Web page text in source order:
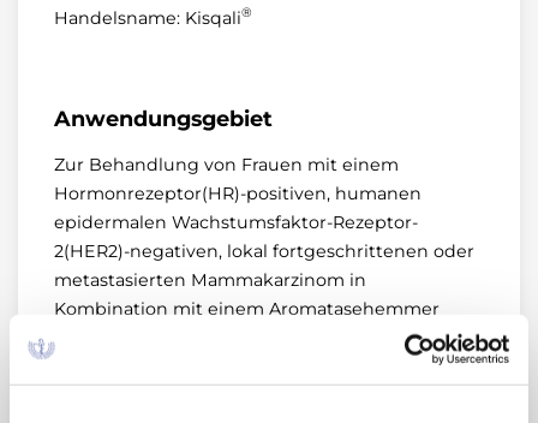
Handelsname: Kisqali®
Anwendungsgebiet
Zur Behandlung von Frauen mit einem
Hormonrezeptor(HR)-positiven, humanen
epidermalen Wachstumsfaktor-Rezeptor-
2(HER2)-negativen, lokal fortgeschrittenen oder
metastasierten Mammakarzinom in
Kombination mit einem Aromatasehemmer
oder Fulvestrant als initiale endokrinbasierte
Therapie oder bei Frauen mit vorangegangener